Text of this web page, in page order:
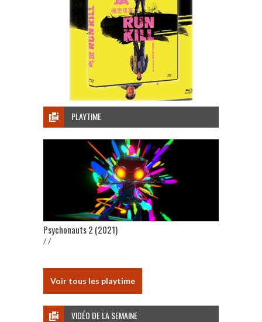
PLAYTIME
Psychonauts 2 (2021)
/ /
Voir tous les playtime
VIDÉO DE LA SEMAINE